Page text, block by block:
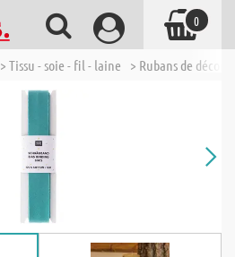
> Tissu - soie - fil - laine > Rubans de
0